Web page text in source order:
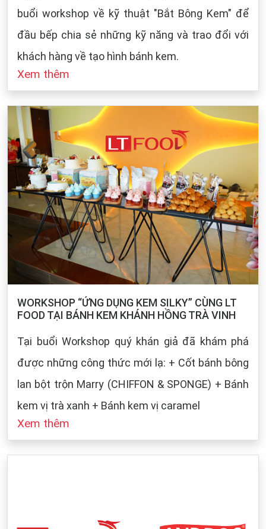
buổi workshop về kỹ thuật "Bắt Bông Kem" để
đầu bếp chia sẻ những kỹ năng và trao đổi với
khách hàng về tạo hình bánh kem.
Xem thêm
WORKSHOP “ỨNG DỤNG KEM SILKY” CÙNG LT
FOOD TẠI BÁNH KEM KHÁNH HỒNG TRÀ VINH
Tại buổi Workshop quý khán giả đã khám phá
được những công thức mới lạ: + Cốt bánh bông
lan bột trộn Marry (CHIFFON & SPONGE) + Bánh
kem vị trà xanh + Bánh kem vị caramel
Xem thêm